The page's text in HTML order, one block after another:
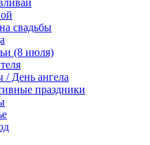
свадьбы
(8 июля)
День ангела
праздники